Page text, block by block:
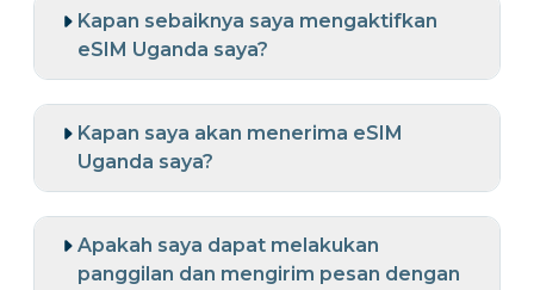
Kapan sebaiknya saya mengaktifkan
eSIM Uganda saya?
Kapan saya akan menerima eSIM
Uganda saya?
Apakah saya dapat melakukan
panggilan dan mengirim pesan dengan